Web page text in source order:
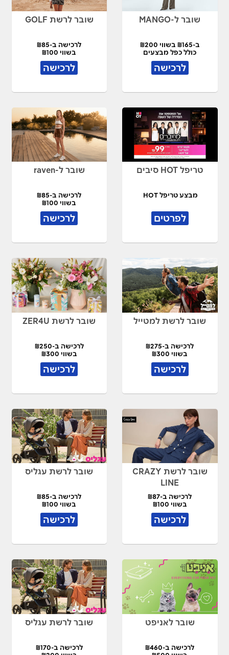
שובר ל-MANGO
ב-₪165 בשווי ₪200
כולל כפל מבצעים
לרכישה
שובר לרשת GOLF
לרכישה ב-₪85
בשווי ₪100
לרכישה
טריפל HOT סיבים
מבצע טריפל HOT
לפרטים
שובר ל-raven
לרכישה ב-₪85
בשווי ₪100
לרכישה
שובר לרשת למטייל
לרכישה ב-₪275
בשווי ₪300
לרכישה
שובר לרשת ZER4U
לרכישה ב-₪250
בשווי ₪300
לרכישה
שובר לרשת CRAZY
LINE
לרכישה ב-₪87
בשווי ₪100
לרכישה
שובר לרשת עגליס
לרכישה ב-₪85
בשווי ₪100
לרכישה
שובר לאניפט
לרכישה ב-₪460
שובר לרשת עגליס
לרכישה ב-₪170